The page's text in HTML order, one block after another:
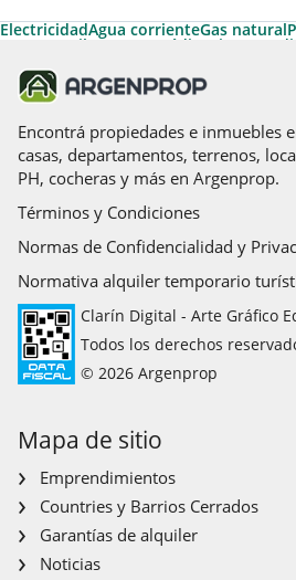
ElectricidadAgua corrienteGas natural
Pileta Apto Crédito Aire
Calefacción tiro balanceado
Acceso para personas con movilidad
Ascensores principales
Termotanque
Encontrá propiedades e inmuebles
casas, departamentos, terrenos,
PH, cocheras y más en Argenprop.
Términos y Condiciones
Normas de Confidencialidad y
Normativa alquiler temporario
Clarín Digital - Arte Gráfico
Todos los derechos
© 2026 Argenprop
Mapa de sitio
Emprendimientos
Countries y Barrios Cerrados
Garantías de alquiler
Noticias